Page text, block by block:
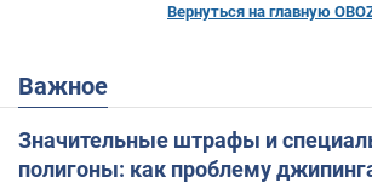
Вернуться на главную
Важное
Значительные штрафы и
полигоны: как проблему